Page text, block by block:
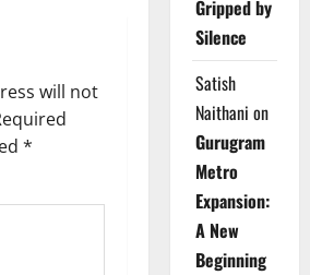
will not
*
Gripped by
Silence
Satish
Naithani on
Gurugram
Metro
Expansion:
A New
Beginning